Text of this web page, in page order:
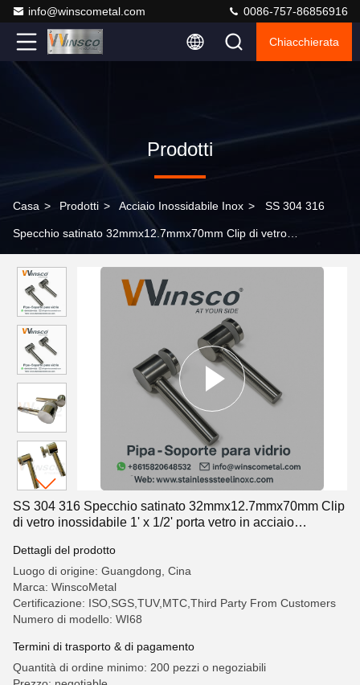
info@winscometal.com 0086-757-86856916
Chiacchierata
Prodotti
Casa > Prodotti > Acciaio Inossidabile Inox > SS 304 316
Specchio satinato 32mmx12.7mmx70mm Clip di vetro
supporto para Vidrio
SS 304 316 Specchio satinato 32mmx12.7mmx70mm Clip
di vetro inossidabile 1' x 1/2' porta vetro in acciaio
Dettagli del prodotto
Luogo di origine: Guangdong, Cina
Marca: WinscoMetal
Certificazione: ISO,SGS,TUV,MTC,Third Party From Customers
Numero di modello: WI68
Termini di trasporto & di pagamento
Quantità di ordine minimo: 200 pezzi o negoziabili